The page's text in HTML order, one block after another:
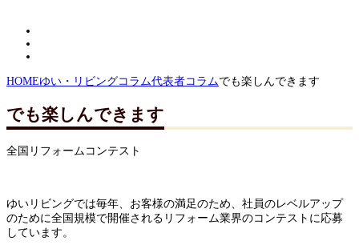
HOMEゆい・リビングコラム代表者コラムでも楽しんできます
でも楽しんできます
全国リフォームコンテスト
ゆいリビングでは毎年、お客様の満足のため、社員のレベルアップ
のために全国規模で開催されるリフォーム業界のコンテストに応募
しています。